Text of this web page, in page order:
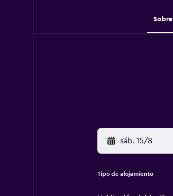
Sobre
sáb. 15/8
Tipo de alojamiento